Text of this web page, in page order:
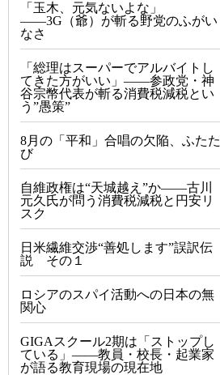
「玉木、元気ないよな」
――3G（爺）が斬る野党のふがい
なさ
「総理はスーパーでアルバイトし
てきた方がいい」――参政党・神
谷宗幣代表が斬る消費税減税とい
う”愚策”
8月の「平和」合唱の欠陥、ふたた
び
自維政権は“天城越え”か――古川
元久氏が問う消費税減税と円安リ
スク
日米繊維交渉“善処します”誤訳伝
説 その１
ロシアのスパイ活動への日本の無
関心
GIGAスクール2期は「ストップし
ている」——教員・校長・起業家
が語る教育現場の現在地